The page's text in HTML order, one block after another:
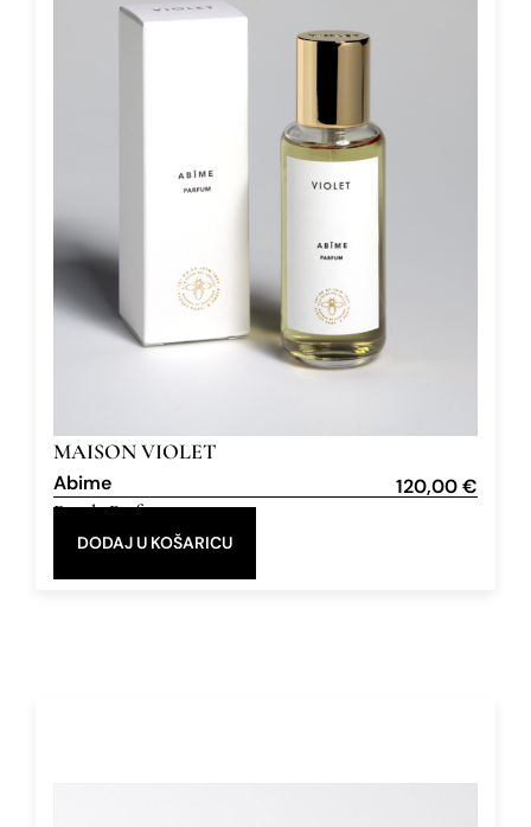
MAISON VIOLET
Abime 120,00€
Eau de Parfum
DODAJ U KOŠARICU